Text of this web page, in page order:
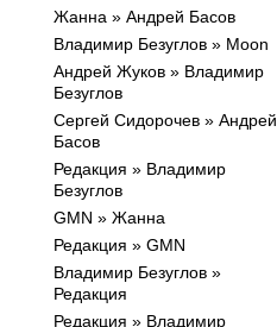
Жанна » Андрей Басов
Владимир Безуглов » Moon
Андрей Жуков » Владимир
Безуглов
Сергей Сидорочев » Андрей
Басов
Редакция » Владимир
Безуглов
GMN » Жанна
Редакция » GMN
Владимир Безуглов »
Редакция
Редакция » Владимир